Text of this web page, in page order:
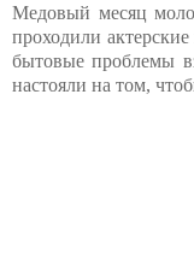
Медовый месяц
проходили
бытовые проблемы
настояли на том,